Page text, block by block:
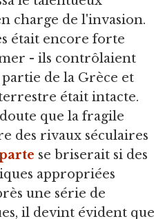
charge de l'invasion.
était encore forte
- ils contrôlaient
de la Grèce et
était intacte.
que la fragile
des rivaux séculaires
se briserait si des
appropriées
une série de
il devint évident que